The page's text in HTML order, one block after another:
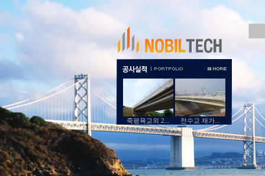
죽평육교외 2... 전수교 재가...
홈 >